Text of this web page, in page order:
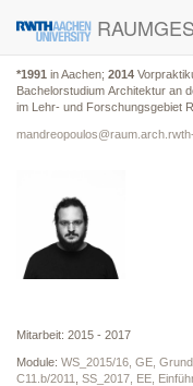
*1991 in Aachen; 2014
Bachelorstudium Architektur an
im Lehr- und Forschungsgebiet
Mitarbeit: 2015 - 2017
Module: WS_2015/16, GE,
C11.b/2011
SS_2017, EE,